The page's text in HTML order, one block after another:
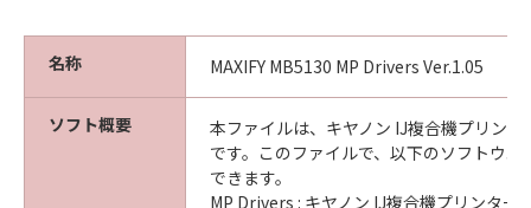
名称 MAXIFY MB5130 MP Drivers Ver.1.05
ソフト概要
本ファイルは、キヤノン IJ複合機プリン
です。このファイルで、以下のソフトウエ
できます。
MP Drivers : キヤノン IJ複合機プリンター